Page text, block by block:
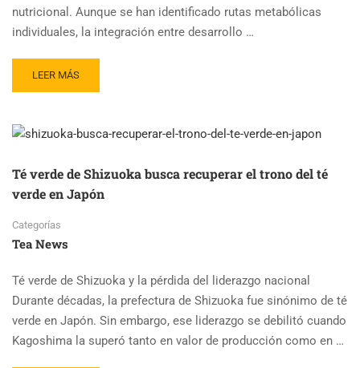
nutricional. Aunque se han identificado rutas metabólicas
individuales, la integración entre desarrollo …
READ
MORE
GENÉTICO
EL
ORIGEN
DEL
SABOR
DEL
TÉ
LEER MÁS
Té verde de Shizuoka busca recuperar el trono del té
verde en Japón
Categorías
Tea News
Té verde de Shizuoka y la pérdida del liderazgo nacional
Durante décadas, la prefectura de Shizuoka fue sinónimo de té
verde en Japón. Sin embargo, ese liderazgo se debilitó cuando
Kagoshima la superó tanto en valor de producción como en …